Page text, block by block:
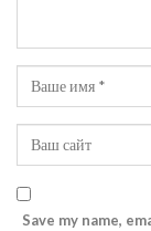
Save my name,